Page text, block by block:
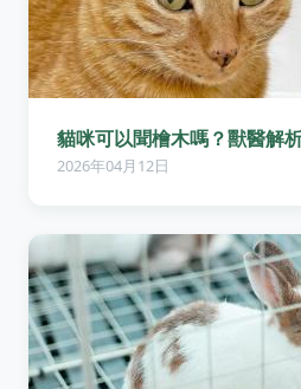
貓咪可以聞檜木嗎？獸醫解
2026年04月12日